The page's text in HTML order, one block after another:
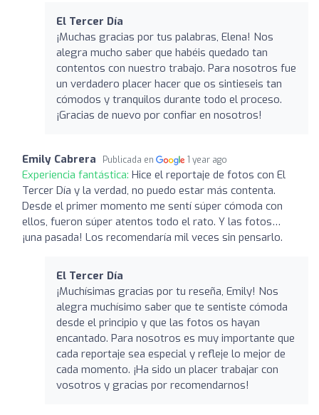
El Tercer Día
¡Muchas gracias por tus palabras, Elena! Nos
alegra mucho saber que habéis quedado tan
contentos con nuestro trabajo. Para nosotros fue
un verdadero placer hacer que os sintieseis tan
cómodos y tranquilos durante todo el proceso.
¡Gracias de nuevo por confiar en nosotros!
Emily Cabrera Publicada en 1 year ago
Experiencia fantástica: Hice el reportaje de fotos con El
Tercer Día y la verdad, no puedo estar más contenta.
Desde el primer momento me sentí súper cómoda con
ellos, fueron súper atentos todo el rato. Y las fotos…
¡una pasada! Los recomendaría mil veces sin pensarlo.
El Tercer Día
¡Muchísimas gracias por tu reseña, Emily! Nos
alegra muchísimo saber que te sentiste cómoda
desde el principio y que las fotos os hayan
encantado. Para nosotros es muy importante que
cada reportaje sea especial y refleje lo mejor de
cada momento. ¡Ha sido un placer trabajar con
vosotros y gracias por recomendarnos!